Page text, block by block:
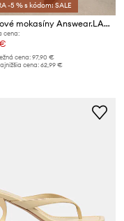
-5 % s kódom: SALE
Semišové mokasíny Answear.LAB z kolekcie Unscripted
cena:
cena:97,90 €
cena:62,99 €